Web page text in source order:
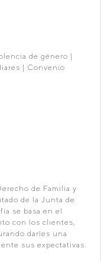
de género |
| Convenio
de Familia y
de la Junta de
se basa en el
con los clientes,
darles una
sus expectativas.